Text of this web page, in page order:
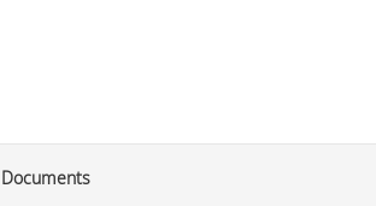
Documents